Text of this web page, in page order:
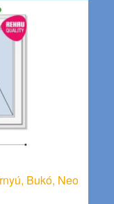
Bukó, Neo